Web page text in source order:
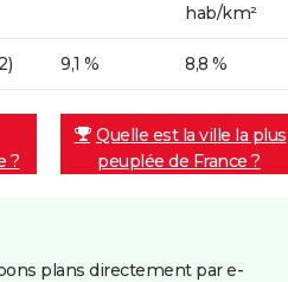
hab/km²
9,1 % 8,8 %
?
Quelle est la ville la plus
peuplée de France ?
plans directement par e-